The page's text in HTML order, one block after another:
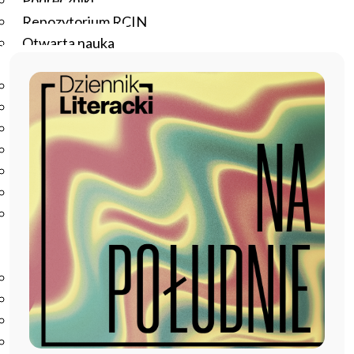
Repozytorium RCIN
Otwarta nauka
Studia podyplomowe
Szkolenia
Szkoła Doktorska Anthropos
Erasmus
Olimpiada Literatury i Języka Polskiego
Olimpiada Literatury i Języka Polskiego dla Szkół
Podstawowych
Biblioteka
O bibliotece
Godziny otwarcia
Katalog
Nowości